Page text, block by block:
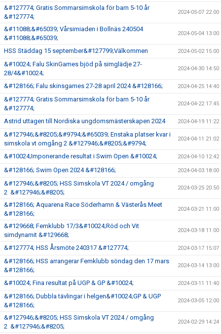
&#127774; Gratis Sommarsimskola för barn 5-10 år
&#127774;
2024-05-07 22:00
&#11088;&#65039; Vårsimiaden i Bollnäs 240504
&#11088;&#65039;
2024-05-04 13:00
HSS Städdag 15 september&#127799;Välkommen 2024-05-02 15:00
&#10024; Falu SkinGames bjöd på simglädje 27-
28/4&#10024;
2024-04-30 14:50
&#128166; Falu skinsgames 27-28 april 2024 &#128166; 2024-04-25 14:40
&#127774; Gratis Sommarsimskola för barn 5-10 år
&#127774;
2024-04-22 17:45
Astrid uttagen till Nordiska ungdomsmästerskapen 2024 2024-04-19 11:22
&#127946;&#8205;&#9794;&#65039; Enstaka platser kvar i
simskola vt omgång 2 &#127946;&#8205;&#9794;
2024-04-11 21:02
&#10024;Imponerande resultat i Swim Open &#10024; 2024-04-10 12:42
&#128166; Swim Open 2024 &#128166; 2024-04-03 18:00
&#127946;&#8205; HSS Simskola VT 2024 / omgång
2 &#127946;&#8205;
2024-03-25 20:50
&#128166; Aquarena Race Söderhamn & Västerås Meet
&#128166;
2024-03-21 11:00
&#129668; Femklubb 17/3&#10024;Röd och Vit
simdynamit &#129668;
2024-03-18 11:00
&#127774; HSS Årsmöte 240317 &#127774; 2024-03-17 15:07
&#128166; HSS arrangerar Femklubb söndag den 17 mars
&#128166;
2024-03-14 13:00
&#10024; Fina resultat på UGP & GP &#10024; 2024-03-11 11:40
&#128166; Dubbla tävlingar i helgen&#10024;GP & UGP
&#128166;
2024-03-05 12:00
&#127946;&#8205; HSS Simskola VT 2024 / omgång
2 &#127946;&#8205;
2024-02-29 14:24